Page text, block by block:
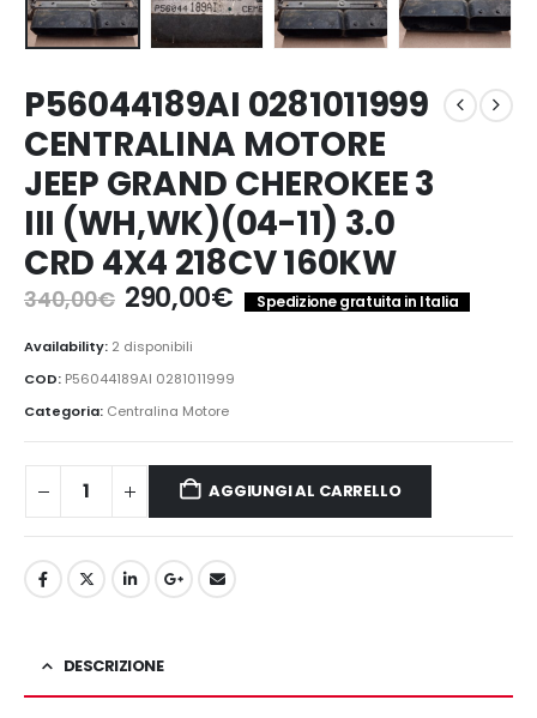
P56044189AI 0281011999
CENTRALINA MOTORE
JEEP GRAND CHEROKEE 3
III (WH,WK)(04-11) 3.0
CRD 4X4 218CV 160KW
340,00€ Il
prezzo
originale
era:
340,00€.
290,00€Il
prezzo
è:
Spedizione gratuita in Italia
Availability: 2 disponibili
COD: P56044189AI 0281011999
Categoria: Centralina Motore
AGGIUNGI AL CARRELLO
DESCRIZIONE